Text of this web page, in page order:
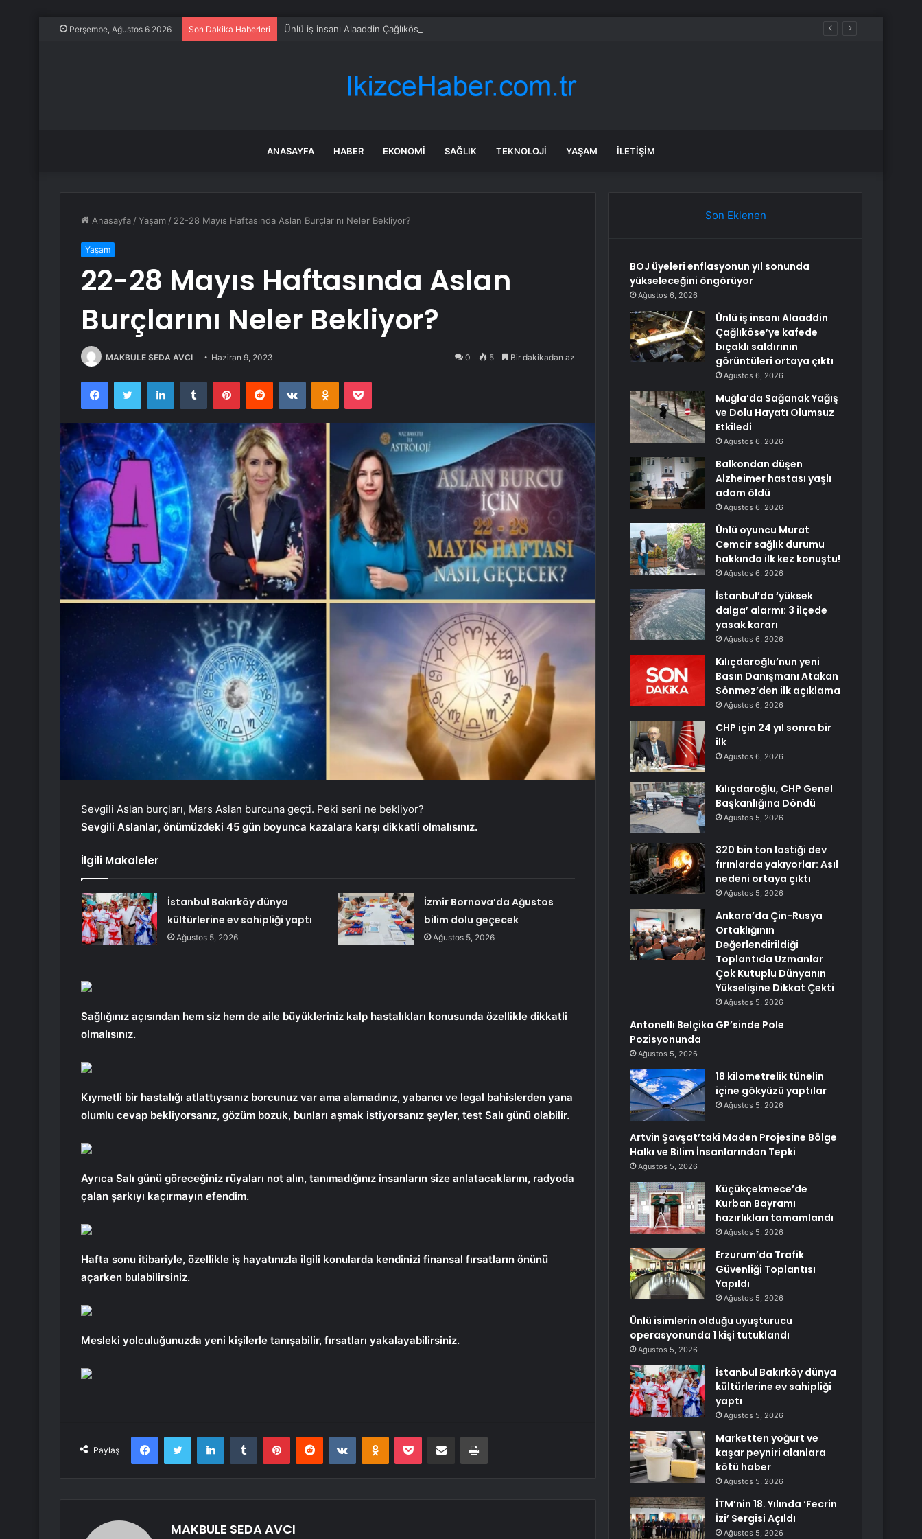
Perşembe, Ağustos 6 2026 Son Dakika Haberleri Ünlü iş insanı Alaaddin Çağlıköse’ye kafede bıçaklı saldırının görüntüleri ortaya çıktı
ANASAYFA HABER EKONOMI SAĞLIK TEKNOLOJI YAŞAM İLETIŞIM
Anasayfa /Yaşam / 22-28 Mayıs Haftasında Aslan Burçlarını Neler Bekliyor?
Yaşam
22-28 Mayıs Haftasında Aslan
Burçlarını Neler Bekliyor?
MAKBULE SEDA AVCI Haziran 9, 2023 0 5 Bir dakikadan az
FacebookTwitter LinkedInTumblr PinterestReddit VKontakteOdnoklassniki
Pocket
Sevgili Aslan burçları, Mars Aslan burcuna geçti. Peki seni ne bekliyor?
Sevgili Aslanlar, önümüzdeki 45 gün boyunca kazalara karşı dikkatli olmalısınız.
İlgili Makaleler
İstanbul Bakırköy dünya
kültürlerine ev sahipliği yaptı
Ağustos 5, 2026
İzmir Bornova’da Ağustos
bilim dolu geçecek
Ağustos 5, 2026
Sağlığınız açısından hem siz hem de aile büyükleriniz kalp hastalıkları konusunda özellikle dikkatli
olmalısınız.
Kıymetli bir hastalığı atlattıysanız borcunuz var ama alamadınız, yabancı ve legal bahislerden yana
olumlu cevap bekliyorsanız, gözüm bozuk, bunları aşmak istiyorsanız şeyler, test Salı günü olabilir.
Ayrıca Salı günü göreceğiniz rüyaları not alın, tanımadığınız insanların size anlatacaklarını, radyoda
çalan şarkıyı kaçırmayın efendim.
Hafta sonu itibariyle, özellikle iş hayatınızla ilgili konularda kendinizi finansal fırsatların önünü
açarken bulabilirsiniz.
Mesleki yolculuğunuzda yeni kişilerle tanışabilir, fırsatları yakalayabilirsiniz.
Paylaş
FacebookTwitter LinkedInTumblr PinterestReddit VKontakteOdnoklassniki
Pocket E-Posta ile paylaş Yazdır
MAKBULE SEDA AVCI
Son Eklenen
BOJ üyeleri enflasyonun yıl sonunda
yükseleceğini öngörüyor
Ağustos 6, 2026
Ünlü iş insanı Alaaddin
Çağlıköse’ye kafede
bıçaklı saldırının
görüntüleri ortaya çıktı
Ağustos 6, 2026
Muğla’da Sağanak Yağış
ve Dolu Hayatı Olumsuz
Etkiledi
Ağustos 6, 2026
Balkondan düşen
Alzheimer hastası yaşlı
adam öldü
Ağustos 6, 2026
Ünlü oyuncu Murat
Cemcir sağlık durumu
hakkında ilk kez konuştu!
Ağustos 6, 2026
İstanbul’da ‘yüksek
dalga’ alarmı: 3 ilçede
yasak kararı
Ağustos 6, 2026
Kılıçdaroğlu’nun yeni
Basın Danışmanı Atakan
Sönmez’den ilk açıklama
Ağustos 6, 2026
CHP için 24 yıl sonra bir
ilk
Ağustos 6, 2026
Kılıçdaroğlu, CHP Genel
Başkanlığına Döndü
Ağustos 5, 2026
320 bin ton lastiği dev
fırınlarda yakıyorlar: Asıl
nedeni ortaya çıktı
Ağustos 5, 2026
Ankara’da Çin-Rusya
Ortaklığının
Değerlendirildiği
Toplantıda Uzmanlar
Çok Kutuplu Dünyanın
Yükselişine Dikkat Çekti
Ağustos 5, 2026
Antonelli Belçika GP’sinde Pole
Pozisyonunda
Ağustos 5, 2026
18 kilometrelik tünelin
içine gökyüzü yaptılar
Ağustos 5, 2026
Artvin Şavşat’taki Maden Projesine Bölge
Halkı ve Bilim İnsanlarından Tepki
Ağustos 5, 2026
Küçükçekmece’de
Kurban Bayramı
hazırlıkları tamamlandı
Ağustos 5, 2026
Erzurum’da Trafik
Güvenliği Toplantısı
Yapıldı
Ağustos 5, 2026
Ünlü isimlerin olduğu uyuşturucu
operasyonunda 1 kişi tutuklandı
Ağustos 5, 2026
İstanbul Bakırköy dünya
kültürlerine ev sahipliği
yaptı
Ağustos 5, 2026
Marketten yoğurt ve
kaşar peyniri alanlara
kötü haber
Ağustos 5, 2026
İTM’nin 18. Yılında ‘Fecrin
İzi’ Sergisi Açıldı
Ağustos 5, 2026